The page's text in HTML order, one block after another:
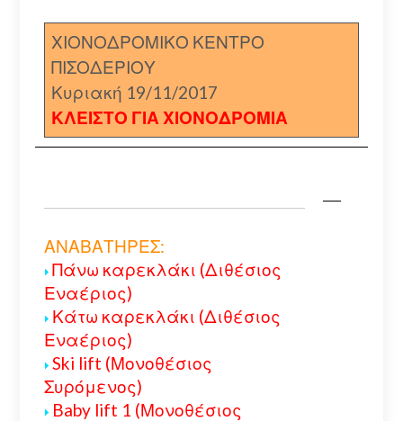
ΧΙΟΝΟΔΡΟΜΙΚΟ ΚΕΝΤΡΟ
ΠΙΣΟΔΕΡΙΟΥ
Κυριακή 19/11/2017
ΚΛΕΙΣΤΟ ΓΙΑ ΧΙΟΝΟΔΡΟΜΙΑ
ΑΝΑΒΑΤΗΡΕΣ:
Πάνω καρεκλάκι (Διθέσιος
Εναέριος)
Κάτω καρεκλάκι (Διθέσιος
Εναέριος)
Ski lift (Μονοθέσιος
Συρόμενος)
Baby lift 1 (Μονοθέσιος